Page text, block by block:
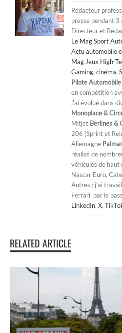
Rédacteur
presse pendant 3
Directeur et
Le Mag Sport
Actu automobile
Mag Jeux High-
Gaming, cinéma,
Pilote Automobile
en compétition
j'ai évolué dans
Monoplace &
Mitjet Berlines &
206 (Sprint et
Allemagne
réalisé de
véhicules de haut
Nascar Euro,
Autres : j'ai
Ferrari, par le
LinkedIn, X,
RELATED ARTICLE